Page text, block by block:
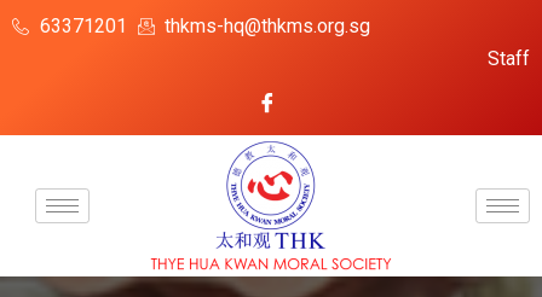
63371201
thkms-hq@thkms.org.sg
Staff